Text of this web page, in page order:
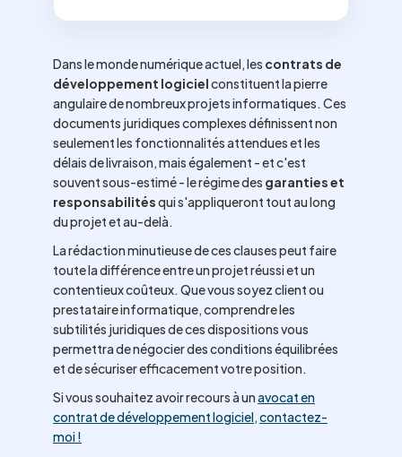
Dans le monde numérique actuel, les contrats de
développement logicielconstituent la pierre
angulaire de nombreux projets informatiques. Ces
documents juridiques complexes définissent non
seulement les fonctionnalités attendues et les
délais de livraison, mais également - et c'est
souvent sous-estimé - le régime des garanties et
responsabilitésqui s'appliqueront tout au long
du projet et au-delà.
La rédaction minutieuse de ces clauses peut faire
toute la différence entre un projet réussi et un
contentieux coûteux. Que vous soyez client ou
prestataire informatique, comprendre les
subtilités juridiques de ces dispositions vous
permettra de négocier des conditions équilibrées
et de sécuriser efficacement votre position.
Si vous souhaitez avoir recours à unavocat en
contrat de développement logiciel,contactez-
moi !